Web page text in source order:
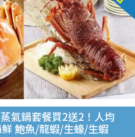
氣鍋套餐買2送2！人均
鮑魚/龍蝦/生蠔/生蝦